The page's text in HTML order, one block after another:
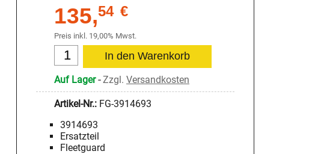
135,54 €
Preis inkl. 19,00% Mwst.
Auf Lager-Zzgl. Versandkosten
Artikel-Nr.: FG-3914693
3914693
Ersatzteil
Fleetguard